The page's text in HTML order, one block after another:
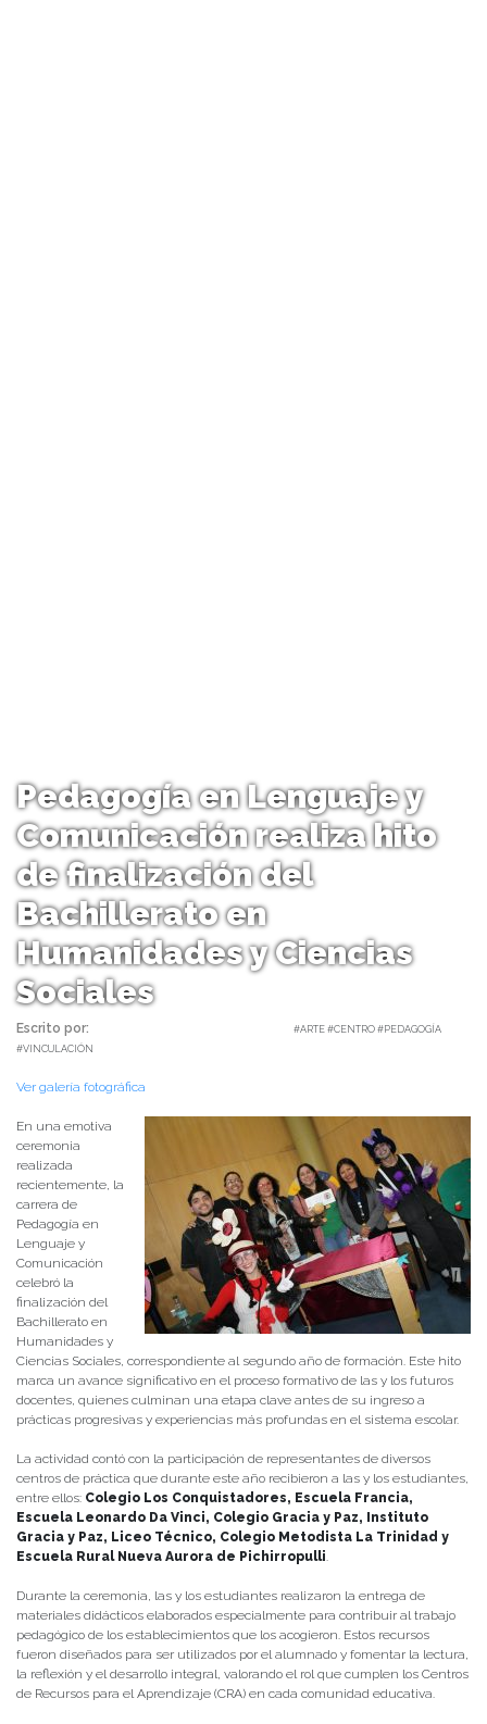
Pedagogía en Lenguaje y
Comunicación realiza hito
de finalización del
Bachillerato en
Humanidades y Ciencias
Sociales
Escrito por:
#ARTE #CENTRO #PEDAGOGÍA
#VINCULACIÓN
Ver galería fotográfica
En una emotiva
ceremonia
realizada
recientemente, la
carrera de
Pedagogía en
Lenguaje y
Comunicación
celebró la
finalización del
Bachillerato en
Humanidades y
Ciencias Sociales, correspondiente al segundo año de formación. Este hito
marca un avance significativo en el proceso formativo de las y los futuros
docentes, quienes culminan una etapa clave antes de su ingreso a
prácticas progresivas y experiencias más profundas en el sistema escolar.
La actividad contó con la participación de representantes de diversos
centros de práctica que durante este año recibieron a las y los estudiantes,
entre ellos: Colegio Los Conquistadores, Escuela Francia,
Escuela Leonardo Da Vinci, Colegio Gracia y Paz, Instituto
Gracia y Paz, Liceo Técnico, Colegio Metodista La Trinidad y
Escuela Rural Nueva Aurora de Pichirropulli.
Durante la ceremonia, las y los estudiantes realizaron la entrega de
materiales didácticos elaborados especialmente para contribuir al trabajo
pedagógico de los establecimientos que los acogieron. Estos recursos
fueron diseñados para ser utilizados por el alumnado y fomentar la lectura,
la reflexión y el desarrollo integral, valorando el rol que cumplen los Centros
de Recursos para el Aprendizaje (CRA) en cada comunidad educativa.